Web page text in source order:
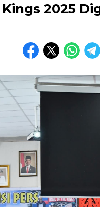
2025